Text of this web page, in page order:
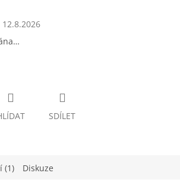
12.8.2026
SDÍLET
(1) Diskuze